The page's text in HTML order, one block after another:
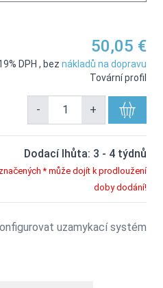
50,05 €
DPH , bez nákladů na dopravu
Tovární profil
- +
Dodací lhůta: 3 - 4 týdnů
* může dojít k prodloužení
doby dodání!
uzamykací systém